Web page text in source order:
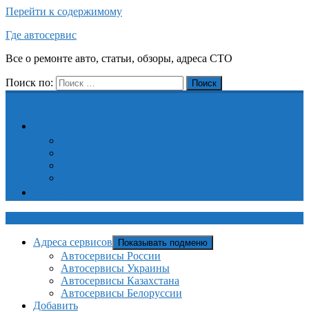
Перейти к содержимому
Где автосервис
Все о ремонте авто, статьи, обзоры, адреса СТО
Поиск по: Поиск
Адреса сервисов Показывать подменю
Автосервисы России
Автосервисы Украины
Автосервисы Казахстана
Автосервисы Белоруссии
Добавить